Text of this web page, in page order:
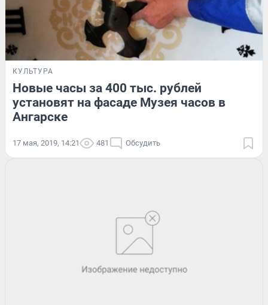
КУЛЬТУРА
Новые часы за 400 тыс. рублей
установят на фасаде Музея часов в
Ангарске
17 мая, 2019, 14:21 481 Обсудить